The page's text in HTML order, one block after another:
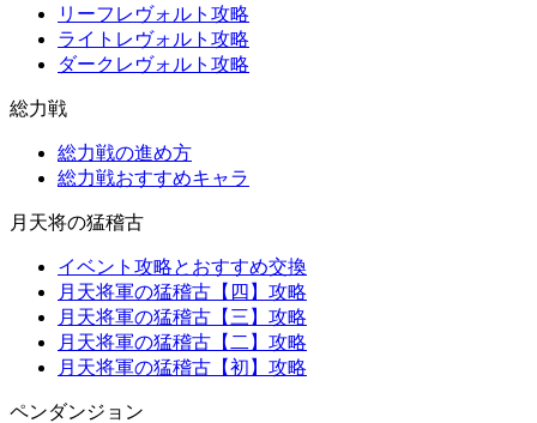
リーフレヴォルト攻略
ライトレヴォルト攻略
ダークレヴォルト攻略
総力戦
総力戦の進め方
総力戦おすすめキャラ
月天将の猛稽古
イベント攻略とおすすめ交換
月天将軍の猛稽古【四】攻略
月天将軍の猛稽古【三】攻略
月天将軍の猛稽古【二】攻略
月天将軍の猛稽古【初】攻略
ペンダンジョン